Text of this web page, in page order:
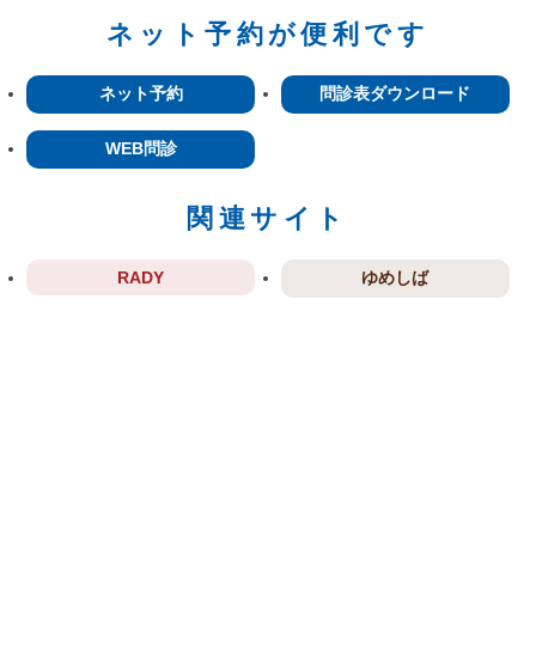
ネット予約が便利です
ネット予約 問診表ダウンロード
WEB問診
関連サイト
RADY ゆめしば